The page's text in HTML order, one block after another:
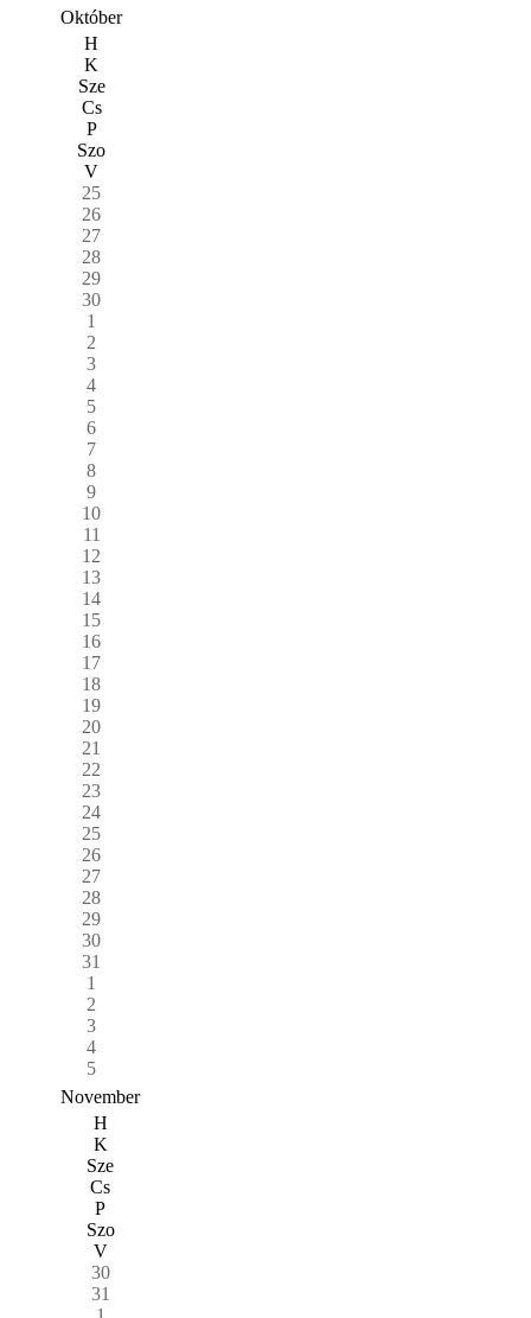
Október
H
K
Sze
Cs
P
Szo
V
25
26
27
28
29
30
1
2
3
4
5
6
7
8
9
10
11
12
13
14
15
16
17
18
19
20
21
22
23
24
25
26
27
28
29
30
31
1
2
3
4
5
November
H
K
Sze
Cs
P
Szo
V
30
31